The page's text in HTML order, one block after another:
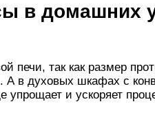
в домашних
печи, так как размер
А в духовых шкафах с
упрощает и ускоряет